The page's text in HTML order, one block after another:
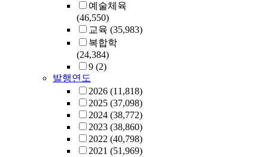
예술체육
(46,550)
교육 (35,983)
복합학
(24,384)
9 (2)
발행연도
2026 (11,818)
2025 (37,098)
2024 (38,772)
2023 (38,860)
2022 (40,798)
2021 (51,969)